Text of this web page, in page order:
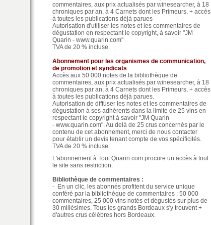
commentaires, aux prix actualisés par winesearcher, à 18
chroniques par an, à 4 Carnets dont les Primeurs, + accès
à toutes les publications déjà parues
Autorisation d'utiliser les notes et les commentaires de
dégustation en respectant le copyright, à savoir "JM
Quarin - www.quarin.com"
TVA de 20 % incluse.
Abonnement pour les organismes de communication,
de promotion et syndicats
Accès aux 50 000 notes de la bibliothèque de
commentaires, aux prix actualisés par winesearcher, à 18
chroniques par an, à 4 Carnets dont les Primeurs, + accès
à toutes les publications déjà parues.
Autorisation de diffuser les notes et les commentaires de
dégustation à ses adhérents dans la limite de 25 vins en
respectant le copyright à savoir "JM Quarin
- www.quarin.com". Au delà de 25 crus concernés par le
contenu de cet abonnement, merci de nous contacter
pour établir un devis tenant compte de vos spécificités.
TVA de 20 % incluse.
L'abonnement à Tout Quarin.com procure un accès à tout
le site sans restriction.
Bibliothèque de commentaires :
- En un clic, les abonnés profitent du service unique
conféré par la bibliothèque de commentaires : 50 000
commentaires, 25 000 vins notés et dégustés sur plus de
30 millésimes. Tous les grands Bordeaux s'y trouvent +
d'autres crus célèbres hors Bordeaux.